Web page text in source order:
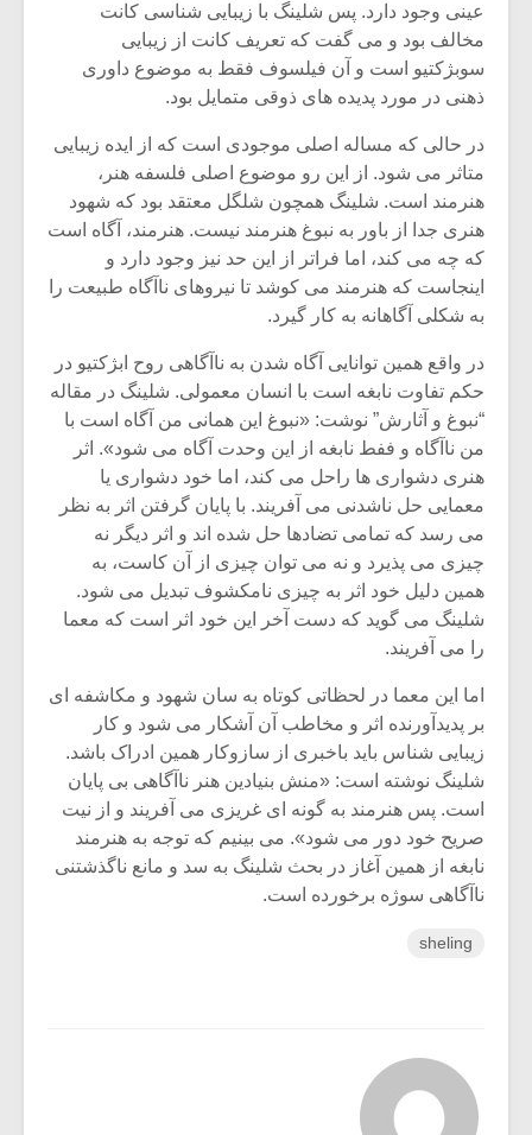
عینی وجود دارد. پس شلینگ با زیبایی شناسی کانت
مخالف بود و می گفت که تعریف کانت از زیبایی
سوبژکتیو است و آن فیلسوف فقط به موضوع داوری
ذهنی در مورد پدیده های ذوقی متمایل بود.
در حالی که مساله اصلی موجودی است که از ایده زیبایی
متاثر می شود. از این رو موضوع اصلی فلسفه هنر،
هنرمند است. شلینگ همچون شلگل معتقد بود که شهود
هنری جدا از باور به نبوغ هنرمند نیست. هنرمند، آگاه است
که چه می کند، اما فراتر از این حد نیز وجود دارد و
اینجاست که هنرمند می کوشد تا نیروهای ناآگاه طبیعت را
به شکلی آگاهانه به کار گیرد.
در واقع همین توانایی آگاه شدن به ناآگاهی روح ابژکتیو در
حکم تفاوت نابغه است با انسان معمولی. شلینگ در مقاله
“نبوغ و آثارش” نوشت: «نبوغ این همانی من آگاه است با
من ناآگاه و ففط نابغه از این وحدت آگاه می شود». اثر
هنری دشواری ها راحل می کند، اما خود دشواری یا
معمایی حل ناشدنی می آفریند. با پایان گرفتن اثر به نظر
می رسد که تمامی تضادها حل شده اند و اثر دیگر نه
چیزی می پذیرد و نه می توان چیزی از آن کاست، به
همین دلیل خود اثر به چیزی نامکشوف تبدیل می شود.
شلینگ می گوید که دست آخر این خود اثر است که معما
را می آفریند.
اما این معما در لحظاتی کوتاه به سان شهود و مکاشفه ای
بر پدیدآورنده اثر و مخاطب آن آشکار می شود و کار
زیبایی شناس باید باخبری از سازوکار همین ادراک باشد.
شلینگ نوشته است: «منش بنیادین هنر ناآگاهی بی پایان
است. پس هنرمند به گونه ای غریزی می آفریند و از نیت
صریح خود دور می شود». می بینیم که توجه به هنرمند
نابغه از همین آغاز در بحث شلینگ به سد و مانع ناگذشتنی
ناآگاهی سوژه برخورده است.
sheling